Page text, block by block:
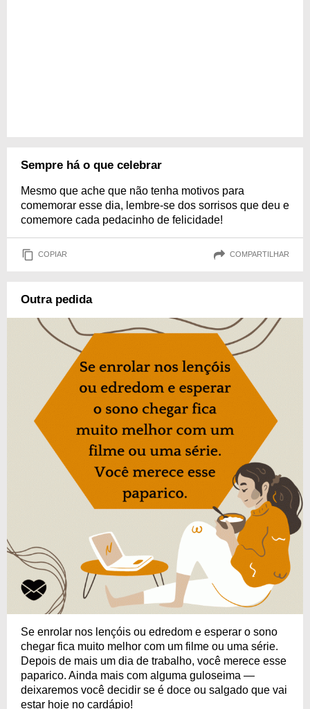
Sempre há o que celebrar
Mesmo que ache que não tenha motivos para
comemorar esse dia, lembre-se dos sorrisos que deu e
comemore cada pedacinho de felicidade!
COPIAR COMPARTILHAR
Outra pedida
Se enrolar nos lençóis ou edredom e esperar o sono
chegar fica muito melhor com um filme ou uma série.
Depois de mais um dia de trabalho, você merece esse
paparico. Ainda mais com alguma guloseima —
deixaremos você decidir se é doce ou salgado que vai
estar hoje no cardápio!